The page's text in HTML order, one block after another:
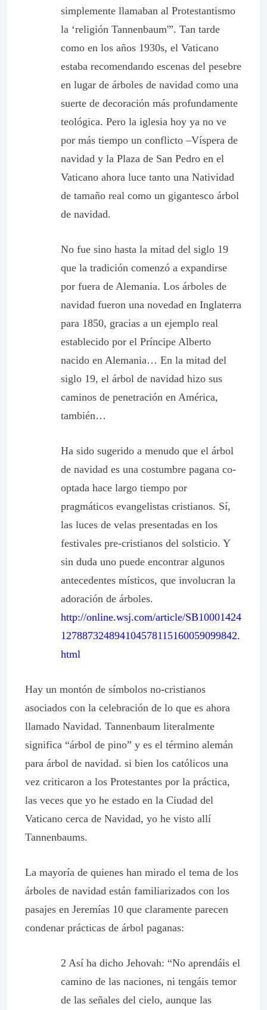
simplemente llamaban al Protestantismo
la ‘religión Tannenbaum'”. Tan tarde
como en los años 1930s, el Vaticano
estaba recomendando escenas del pesebre
en lugar de árboles de navidad como una
suerte de decoración más profundamente
teológica. Pero la iglesia hoy ya no ve
por más tiempo un conflicto –Víspera de
navidad y la Plaza de San Pedro en el
Vaticano ahora luce tanto una Natividad
de tamaño real como un gigantesco árbol
de navidad.
No fue sino hasta la mitad del siglo 19
que la tradición comenzó a expandirse
por fuera de Alemania. Los árboles de
navidad fueron una novedad en Inglaterra
para 1850, gracias a un ejemplo real
establecido por el Príncipe Alberto
nacido en Alemania… En la mitad del
siglo 19, el árbol de navidad hizo sus
caminos de penetración en América,
también…
Ha sido sugerido a menudo que el árbol
de navidad es una costumbre pagana co-
optada hace largo tiempo por
pragmáticos evangelistas cristianos. Sí,
las luces de velas presentadas en los
festivales pre-cristianos del solsticio. Y
sin duda uno puede encontrar algunos
antecedentes místicos, que involucran la
adoración de árboles.
http://online.wsj.com/article/SB10001424
127887324894104578115160059099842.
html
Hay un montón de símbolos no-cristianos
asociados con la celebración de lo que es ahora
llamado Navidad. Tannenbaum literalmente
significa “árbol de pino” y es el término alemán
para árbol de navidad. si bien los católicos una
vez criticaron a los Protestantes por la práctica,
las veces que yo he estado en la Ciudad del
Vaticano cerca de Navidad, yo he visto allí
Tannenbaums.
La mayoría de quienes han mirado el tema de los
árboles de navidad están familiarizados con los
pasajes en Jeremías 10 que claramente parecen
condenar prácticas de árbol paganas:
2 Así ha dicho Jehovah: “No aprendáis el
camino de las naciones, ni tengáis temor
de las señales del cielo, aunque las